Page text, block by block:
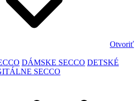
Otvoriť
DÁMSKE SECCO DETSKÉ
SECCO